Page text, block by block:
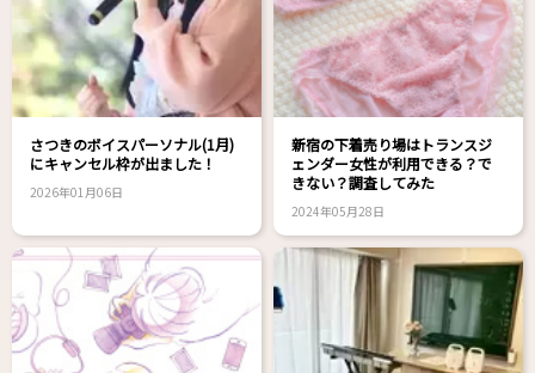
さつきのボイスパーソナル(1月)
にキャンセル枠が出ました！
2026年01月06日
新宿の下着売り場はトランスジ
ェンダー女性が利用できる？で
きない？調査してみた
2024年05月28日